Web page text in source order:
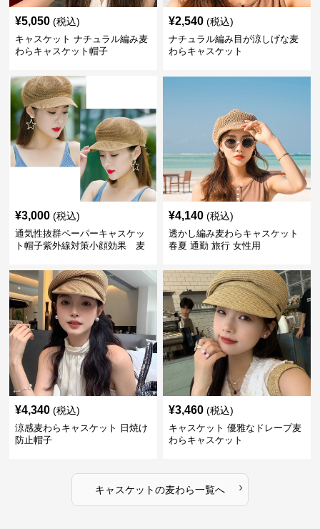
¥5,050 (税込)
キャスケット ナチュラル編み麦
わらキャスケット帽子
¥2,540 (税込)
ナチュラル編み目が涼しげな麦
わらキャスケット
¥3,000 (税込)
通気性抜群ペーパーキャスケッ
ト帽子紫外線対策小顔効果 麦
¥4,140 (税込)
透かし編み麦わらキャスケット
春夏 通勤 旅行 女性用
¥4,340 (税込)
涼感麦わらキャスケット 日焼け
防止帽子
¥3,460 (税込)
キャスケット 優雅なドレープ麦
わらキャスケット
キャスケットの麦わら一覧へ ›